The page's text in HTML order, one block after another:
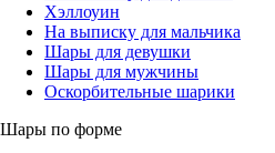
Хэллоуин
На выписку для мальчика
Шары для девушки
Шары для мужчины
Оскорбительные шарики
Шары по форме